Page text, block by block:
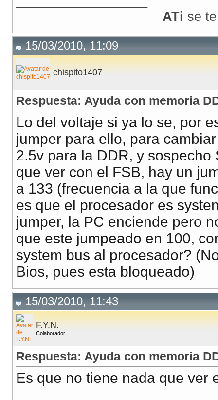
ATi se
15/03/2010, 11:09
chispito1407
Respuesta: Ayuda con memoria
Lo del voltaje si ya lo se, por
jumper para ello, para
2.5v para la DDR, y
que ver con el FSB, hay un
a 133 (frecuencia a la que
es que el procesador es
jumper, la PC enciende pero
que este jumpeado en 100,
system bus al procesador?
Bios, pues esta bloqueado)
15/03/2010, 11:43
F.Y.N.
Colaborador
Respuesta: Ayuda con memoria
Es que no tiene nada que ver